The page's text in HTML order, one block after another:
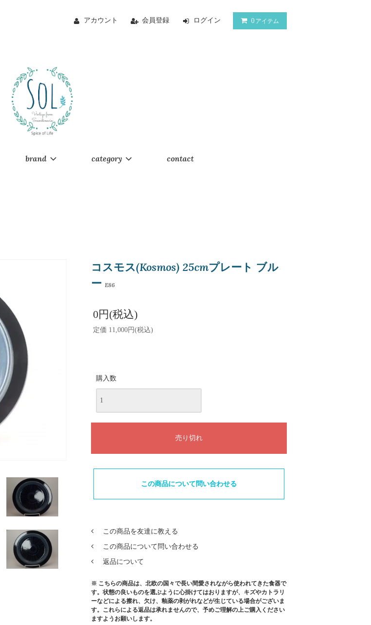
アカウント 会員登録 ログイン 0 アイテム
brand category contact
コスモス(Kosmos) 25cmプレート ブル
ー E86
0円(税込)
定価 11,000円(税込)
購入数
この商品について問い合わせる
この商品を友達に教える
この商品について問い合わせる
返品について
※ こちらの商品は、北欧の国々で長い間愛されながら使われてきた食器で
す。状態の良いものを選ぶように心掛けてはおりますが、キズやカトラリ
ーなどによる擦れ、欠け、釉薬の剥がれなどが生じている場合がございま
す。これらによる返品は承れませんので、予めご理解の上ご購入ください
ますようお願いします。